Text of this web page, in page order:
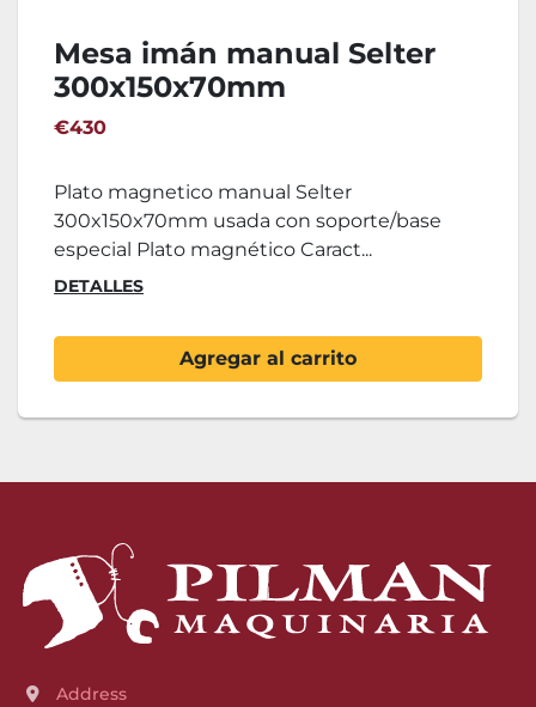
Mesa imán manual Selter
300x150x70mm
€430
Plato magnetico manual Selter
300x150x70mm usada con soporte/base
especial Plato magnético Caract...
DETALLES
Agregar al carrito
Address